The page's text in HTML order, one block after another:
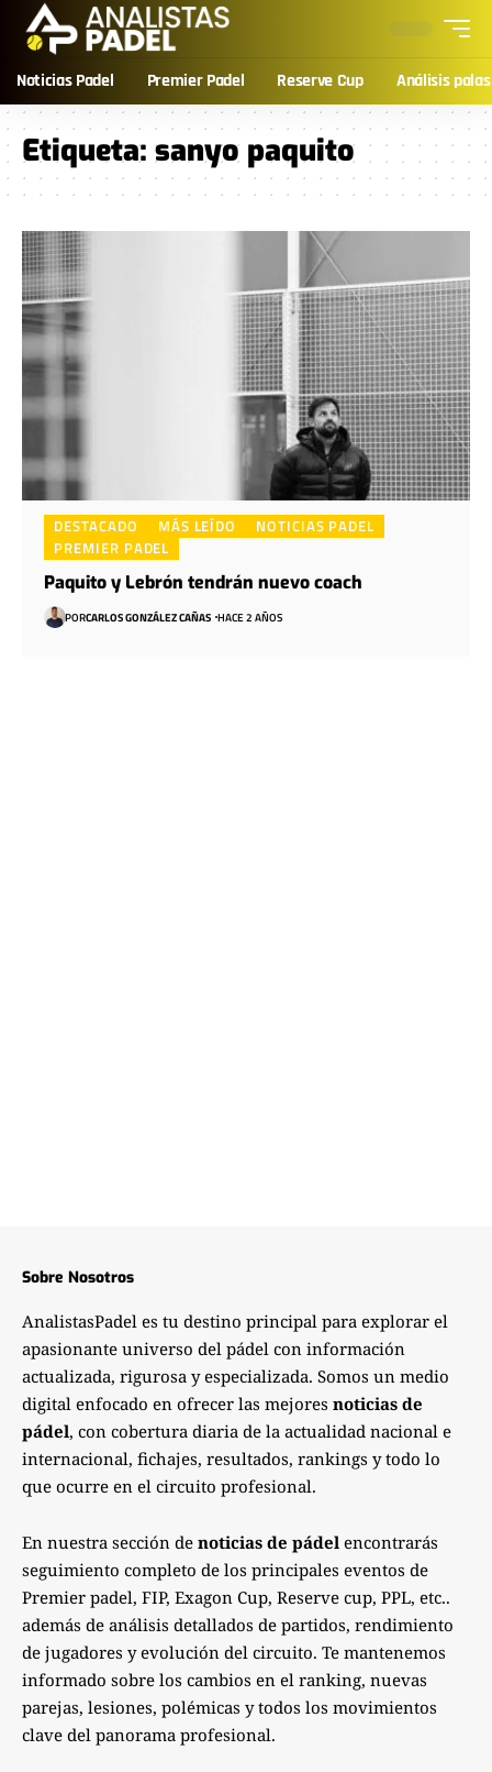
Noticias Padel Premier Padel Reserve Cup Análisis palas
Etiqueta: sanyo paquito
DESTACADO MÁS LEÍDO
NOTICIAS PADEL
PREMIER PADEL
Paquito y Lebrón tendrán nuevo coach
PORCARLOS GONZÁLEZ CAÑAS HACE 2 AÑOS
Sobre Nosotros
AnalistasPadel es tu destino principal para explorar el
apasionante universo del pádel con información
actualizada, rigurosa y especializada. Somos un medio
digital enfocado en ofrecer las mejores noticias de
pádel, con cobertura diaria de la actualidad nacional e
internacional, fichajes, resultados, rankings y todo lo
que ocurre en el circuito profesional.
En nuestra sección de noticias de pádel encontrarás
seguimiento completo de los principales eventos de
Premier padel, FIP, Exagon Cup, Reserve cup, PPL, etc..
además de análisis detallados de partidos, rendimiento
de jugadores y evolución del circuito. Te mantenemos
informado sobre los cambios en el ranking, nuevas
parejas, lesiones, polémicas y todos los movimientos
clave del panorama profesional.